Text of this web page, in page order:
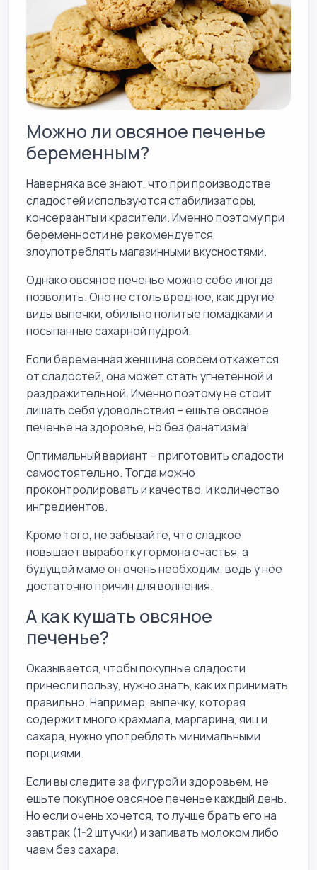
Можно ли овсяное печенье
беременным?
Наверняка все знают, что при производстве
сладостей используются стабилизаторы,
консерванты и красители. Именно поэтому при
беременности не рекомендуется
злоупотреблять магазинными вкусностями.
Однако овсяное печенье можно себе иногда
позволить. Оно не столь вредное, как другие
виды выпечки, обильно политые помадками и
посыпанные сахарной пудрой.
Если беременная женщина совсем откажется
от сладостей, она может стать угнетенной и
раздражительной. Именно поэтому не стоит
лишать себя удовольствия – ешьте овсяное
печенье на здоровье, но без фанатизма!
Оптимальный вариант – приготовить сладости
самостоятельно. Тогда можно
проконтролировать и качество, и количество
ингредиентов.
Кроме того, не забывайте, что сладкое
повышает выработку гормона счастья, а
будущей маме он очень необходим, ведь у нее
достаточно причин для волнения.
А как кушать овсяное
печенье?
Оказывается, чтобы покупные сладости
принесли пользу, нужно знать, как их принимать
правильно. Например, выпечку, которая
содержит много крахмала, маргарина, яиц и
сахара, нужно употреблять минимальными
порциями.
Если вы следите за фигурой и здоровьем, не
ешьте покупное овсяное печенье каждый день.
Но если очень хочется, то лучше брать его на
завтрак (1-2 штучки) и запивать молоком либо
чаем без сахара.